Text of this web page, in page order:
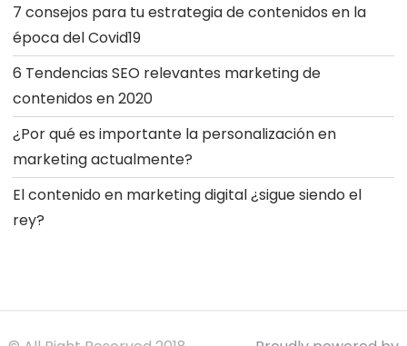
7 consejos para tu estrategia de contenidos en la
época del Covid19
6 Tendencias SEO relevantes marketing de
contenidos en 2020
¿Por qué es importante la personalización en
marketing actualmente?
El contenido en marketing digital ¿sigue siendo el
rey?